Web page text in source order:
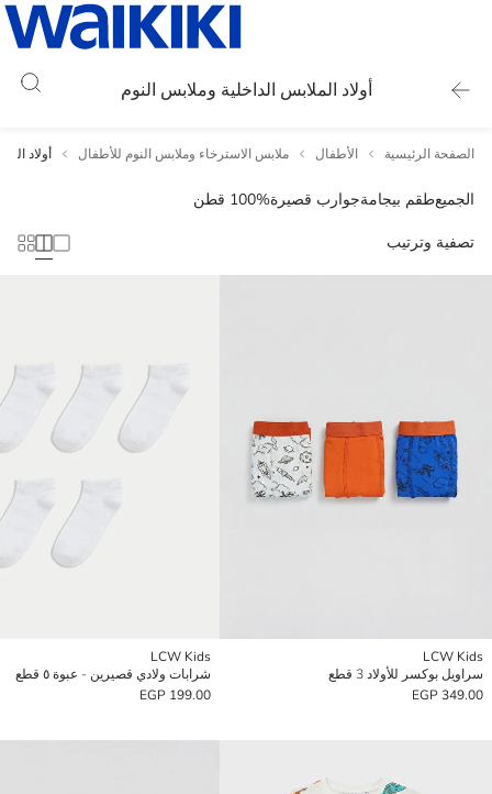
أولاد الملابس الداخلية وملابس النوم
الصفحة الرئيسية الأطفال ملابس الاسترخاء وملابس النوم للأطفال أولاد
الجميعطقم بيجامةجوارب قصيرة100% قطن
تصفية وترتيب
LCW Kids
سراويل بوكسر للأولاد 3 قطع
349.00 EGP
LCW Kids
شرابات ولادي قصيرين - عبوة ٥ قطع
199.00 EGP